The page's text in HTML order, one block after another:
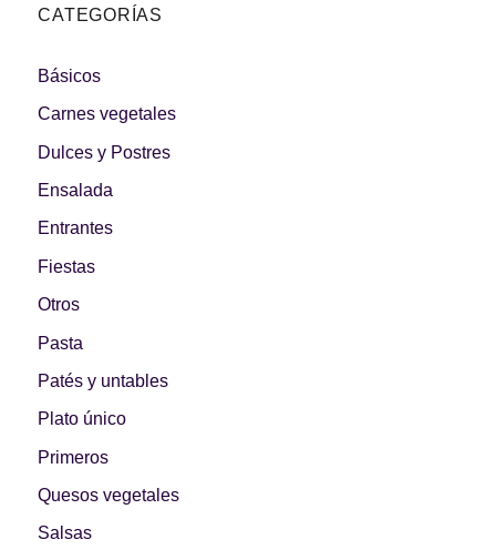
CATEGORÍAS
Básicos
Carnes vegetales
Dulces y Postres
Ensalada
Entrantes
Fiestas
Otros
Pasta
Patés y untables
Plato único
Primeros
Quesos vegetales
Salsas